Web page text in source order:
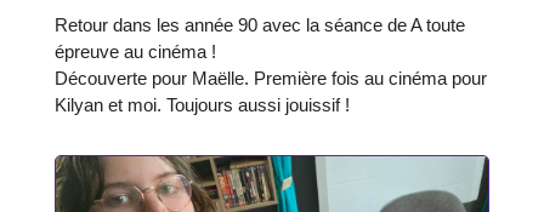
Retour dans les année 90 avec la séance de A toute
épreuve au cinéma !
Découverte pour Maëlle. Première fois au cinéma pour
Kilyan et moi. Toujours aussi jouissif !